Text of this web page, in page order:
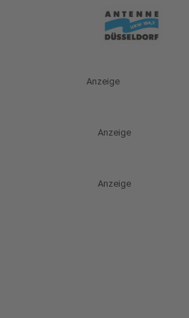
Anzeige
Anzeige
Anzeige